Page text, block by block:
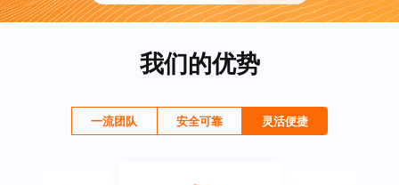
我们的优势
一流团队 安全可靠 灵活便捷